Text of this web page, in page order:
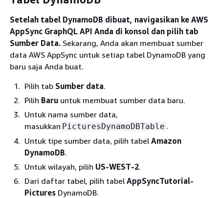
Setelah tabel DynamoDB dibuat, navigasikan ke AWS
AppSync GraphQL API Anda di konsol dan pilih tab
Sumber Data. Sekarang, Anda akan membuat sumber
data AWS AppSync untuk setiap tabel DynamoDB yang
baru saja Anda buat.
Pilih tab Sumber data.
Pilih Baru untuk membuat sumber data baru.
Untuk nama sumber data,
masukkan PicturesDynamoDBTable .
Untuk tipe sumber data, pilih tabel Amazon
DynamoDB.
Untuk wilayah, pilih US-WEST-2.
Dari daftar tabel, pilih tabel AppSyncTutorial-
Pictures DynamoDB.